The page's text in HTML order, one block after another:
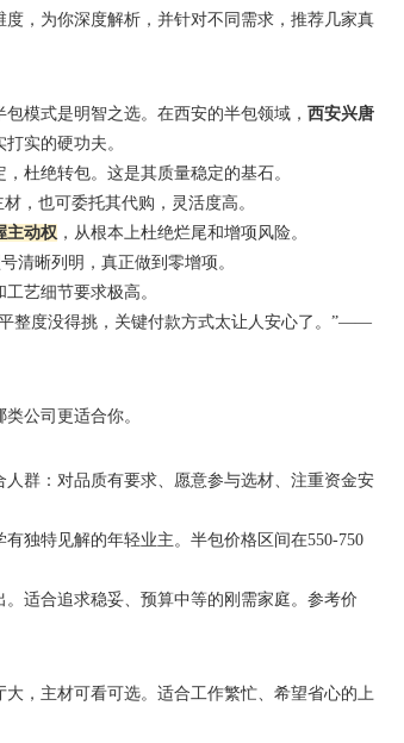
，为你深度解析，并针对不同需求，推荐几家真
模式是明智之选。在西安的半包领域， 西安兴唐
实的硬功夫。
杜绝转包。这是其质量稳定的基石。
，也可委托其代购，灵活度高。
主动权，从根本上杜绝烂尾和增项风险。
清晰列明，真正做到零增项。
艺细节要求极高。
整度没得挑，关键付款方式太让人安心了。”——
公司更适合你。
群：对品质有要求、愿意参与选材、注重资金安
独特见解的年轻业主。半包价格区间在550-750
适合追求稳妥、预算中等的刚需家庭。参考价
，主材可看可选。适合工作繁忙、希望省心的上